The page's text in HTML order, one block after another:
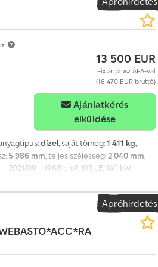
13 500 EUR
Fix ár plusz ÁFA-val
(16 470 EUR bruttó)
Ajánlatkérés
elküldése
dízel, saját tömeg:1 411 kg,
5 986 mm, teljes szélesség:2 040 mm,
2021/09 – 1968 cm³, 103 LE, 140 kW,
központi zár. További információkért
Apróhirdetés